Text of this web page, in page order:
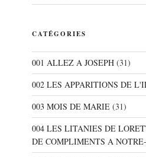
CATÉGORIES
001 ALLEZ A JOSEPH(31)
002 LES APPARITIONS DE
003 MOIS DE MARIE(31)
004 LES LITANIES DE
DE COMPLIMENTS A